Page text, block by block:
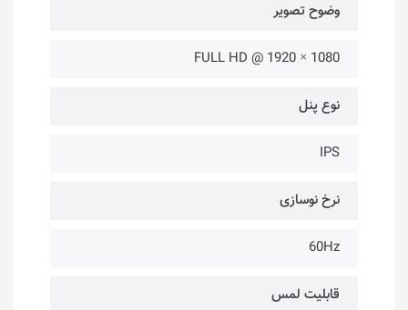
وضوح تصویر
1080 × 1920 @ FULL HD
نوع پنل
IPS
نرخ نوسازی
60Hz
قابلیت لمس